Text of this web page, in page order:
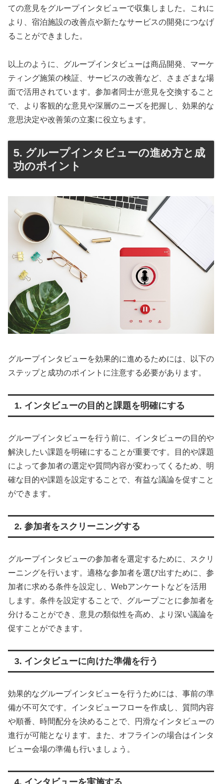
ての意見をグループインタビューで収集しました。これに
より、宿泊施設の改善点や新たなサービスの開発につなげ
ることができました。
以上のように、グループインタビューは商品開発、マーケ
ティング施策の検証、サービスの改善など、さまざまな場
面で活用されています。参加者同士が意見を交換すること
で、より客観的な意見や深層のニーズを把握し、効果的な
意思決定や改善策の立案に役立ちます。
5. グループインタビューの進め方と成
功のポイント
グループインタビューを効果的に進めるためには、以下の
ステップと成功のポイントに注意する必要があります。
1. インタビューの目的と課題を明確にする
グループインタビューを行う前に、インタビューの目的や
解決したい課題を明確にすることが重要です。目的や課題
によって参加者の選定や質問内容が変わってくるため、明
確な目的や課題を設定することで、有益な議論を促すこと
ができます。
2. 参加者をスクリーニングする
グループインタビューの参加者を選定するために、スクリ
ーニングを行います。適格な参加者を選び出すために、参
加者に求める条件を設定し、Webアンケートなどを活用
します。条件を設定することで、グループごとに参加者を
分けることができ、意見の類似性を高め、より深い議論を
促すことができます。
3. インタビューに向けた準備を行う
効果的なグループインタビューを行うためには、事前の準
備が不可欠です。インタビューフローを作成し、質問内容
や順番、時間配分を決めることで、円滑なインタビューの
進行が可能となります。また、オフラインの場合はインタ
ビュー会場の準備も行いましょう。